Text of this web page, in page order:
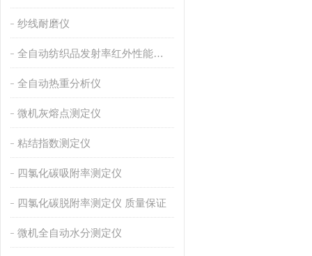
纱线耐磨仪
全自动纺织品发射率红外性能分析
全自动热重分析仪
微机灰熔点测定仪
粘结指数测定仪
四氯化碳吸附率测定仪
四氯化碳脱附率测定仪 质量保证
微机全自动水分测定仪